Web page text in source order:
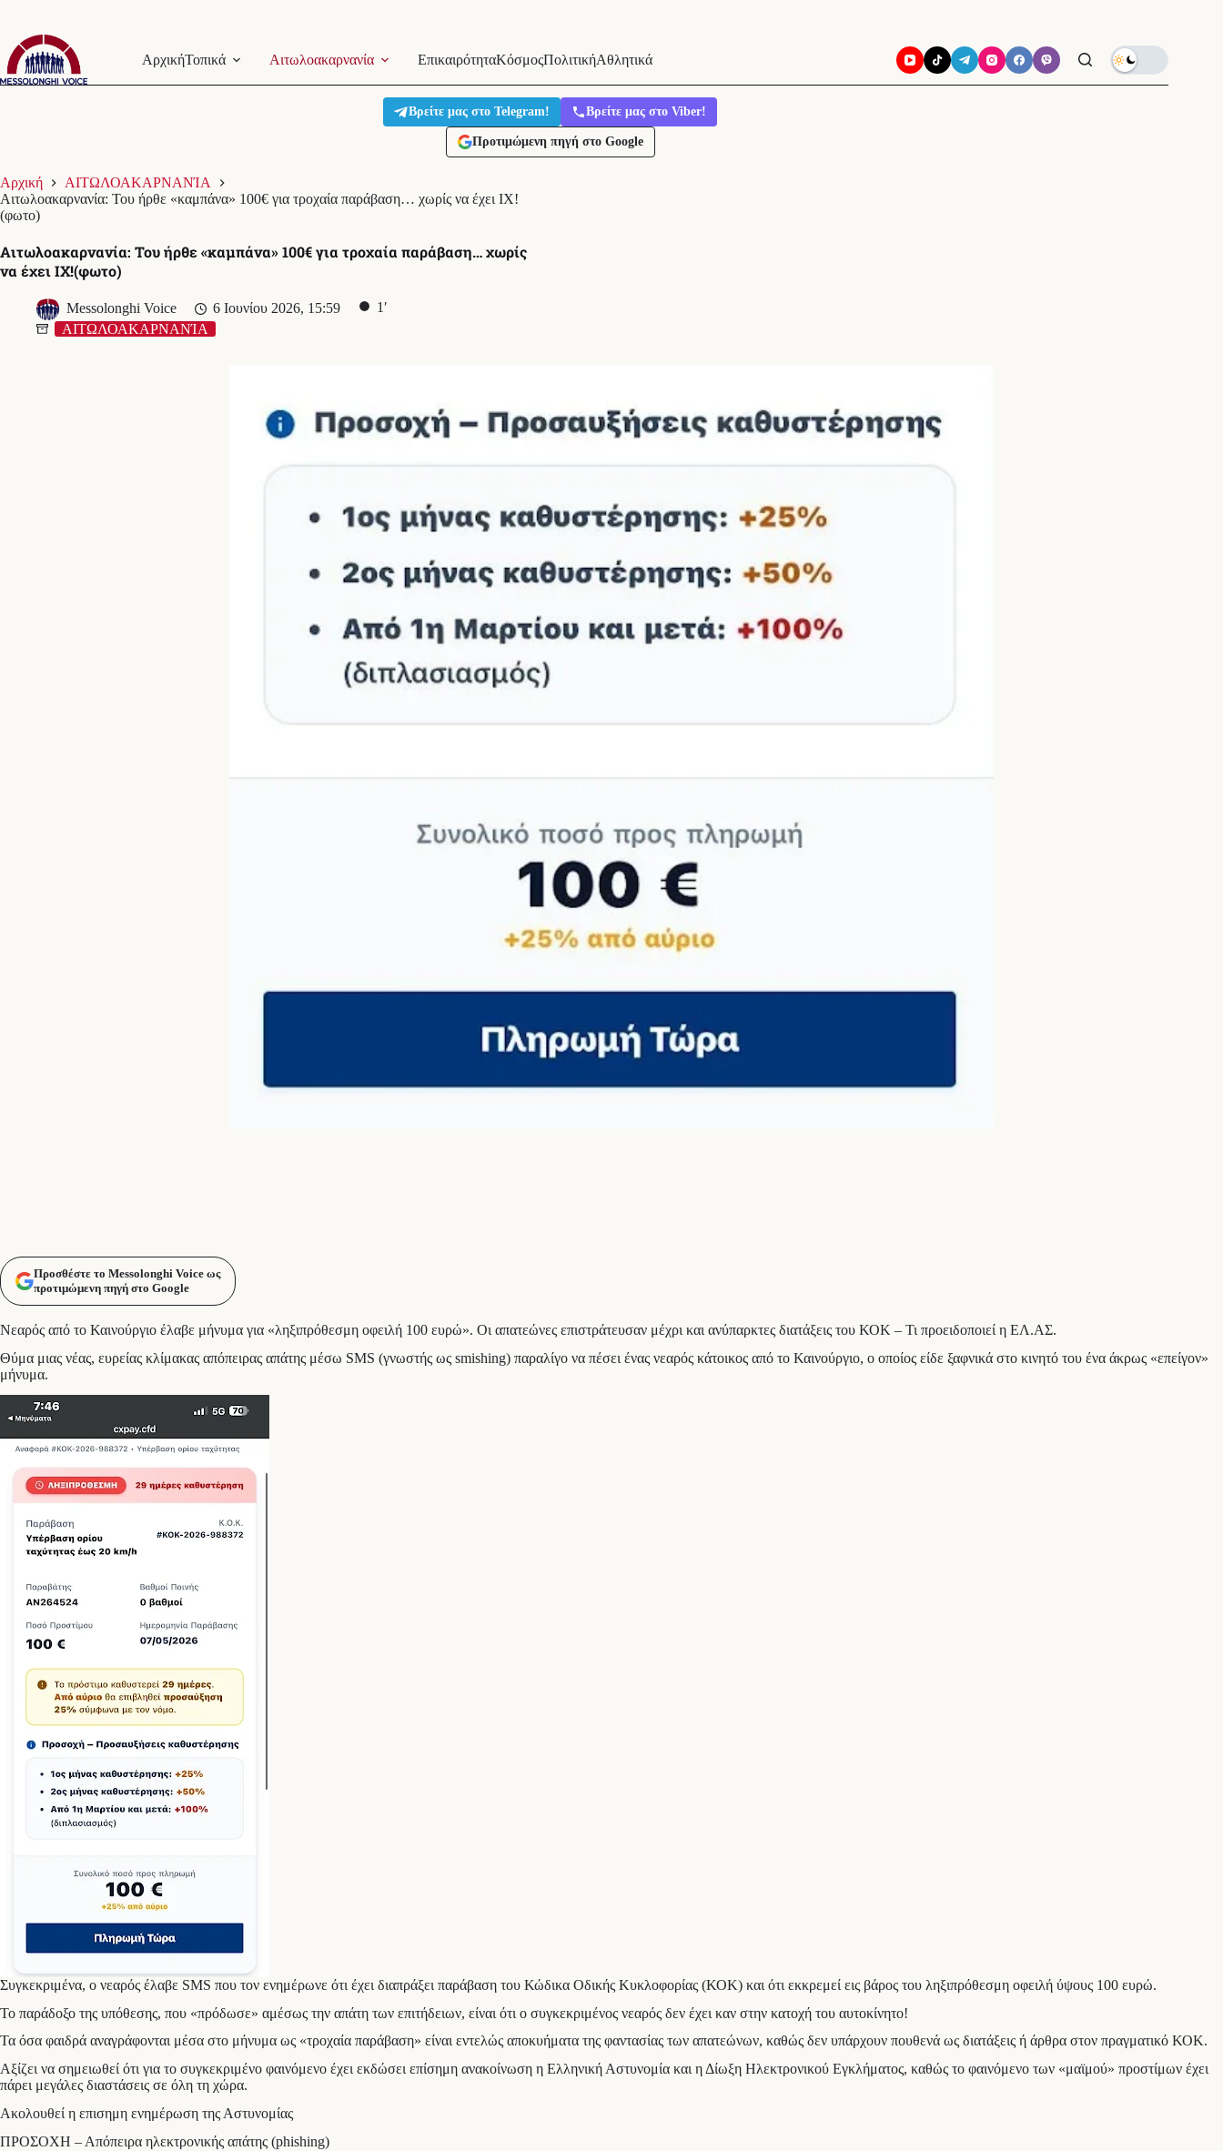
Μετάβαση
στο
περιεχόμενο
ΑρχικήΤοπικά Αιτωλοακαρνανία ΕπικαιρότηταΚόσμοςΠολιτικήΑθλητικά
Βρείτε μας στο Telegram! Βρείτε μας στο Viber!
Προτιμώμενη πηγή στο Google
Αρχική
ΑΙΤΩΛΟΑΚΑΡΝΑΝΊΑ
Αιτωλοακαρνανία: Του ήρθε «καμπάνα» 100€ για τροχαία παράβαση… χωρίς να έχει ΙΧ!
(φωτο)
Αιτωλοακαρνανία: Του ήρθε «καμπάνα» 100€ για τροχαία παράβαση… χωρίς
να έχει ΙΧ!(φωτο)
Messolonghi Voice 6 Ιουνίου 2026, 15:59
1′
ΑΙΤΩΛΟΑΚΑΡΝΑΝΊΑ
Προσθέστε το Messolonghi Voice ως
προτιμώμενη πηγή στο Google
Νεαρός από το Καινούργιο έλαβε μήνυμα για «ληξιπρόθεσμη οφειλή 100 ευρώ». Οι απατεώνες επιστράτευσαν μέχρι και ανύπαρκτες διατάξεις του ΚΟΚ – Τι προειδοποιεί η ΕΛ.ΑΣ.
Θύμα μιας νέας, ευρείας κλίμακας απόπειρας απάτης μέσω SMS (γνωστής ως smishing) παραλίγο να πέσει ένας νεαρός κάτοικος από το Καινούργιο, ο οποίος είδε ξαφνικά στο κινητό του ένα άκρως «επείγον»
μήνυμα.
Συγκεκριμένα, ο νεαρός έλαβε SMS που τον ενημέρωνε ότι έχει διαπράξει παράβαση του Κώδικα Οδικής Κυκλοφορίας (ΚΟΚ) και ότι εκκρεμεί εις βάρος του ληξιπρόθεσμη οφειλή ύψους 100 ευρώ.
Το παράδοξο της υπόθεσης, που «πρόδωσε» αμέσως την απάτη των επιτήδειων, είναι ότι ο συγκεκριμένος νεαρός δεν έχει καν στην κατοχή του αυτοκίνητο!
Τα όσα φαιδρά αναγράφονται μέσα στο μήνυμα ως «τροχαία παράβαση» είναι εντελώς αποκυήματα της φαντασίας των απατεώνων, καθώς δεν υπάρχουν πουθενά ως διατάξεις ή άρθρα στον πραγματικό ΚΟΚ.
Αξίζει να σημειωθεί ότι για το συγκεκριμένο φαινόμενο έχει εκδώσει επίσημη ανακοίνωση η Ελληνική Αστυνομία και η Δίωξη Ηλεκτρονικού Εγκλήματος, καθώς το φαινόμενο των «μαϊμού» προστίμων έχει
πάρει μεγάλες διαστάσεις σε όλη τη χώρα.
Ακολουθεί η επισημη ενημέρωση της Αστυνομίας
ΠΡΟΣΟΧΗ – Απόπειρα ηλεκτρονικής απάτης (phishing)